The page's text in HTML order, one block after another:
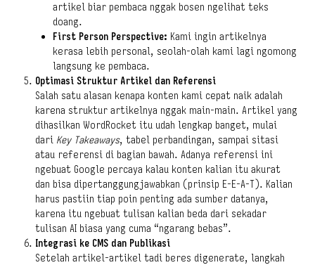
artikel biar pembaca nggak bosen ngelihat teks
doang.
First Person Perspective: Kami ingin artikelnya
kerasa lebih personal, seolah-olah kami lagi ngomong
langsung ke pembaca.
Optimasi Struktur Artikel dan Referensi
Salah satu alasan kenapa konten kami cepat naik adalah
karena struktur artikelnya nggak main-main. Artikel yang
dihasilkan WordRocket itu udah lengkap banget, mulai
dari Key Takeaways, tabel perbandingan, sampai sitasi
atau referensi di bagian bawah. Adanya referensi ini
ngebuat Google percaya kalau konten kalian itu akurat
dan bisa dipertanggungjawabkan (prinsip E-E-A-T). Kalian
harus pastiin tiap poin penting ada sumber datanya,
karena itu ngebuat tulisan kalian beda dari sekadar
tulisan AI biasa yang cuma “ngarang bebas”.
Integrasi ke CMS dan Publikasi
Setelah artikel-artikel tadi beres digenerate, langkah